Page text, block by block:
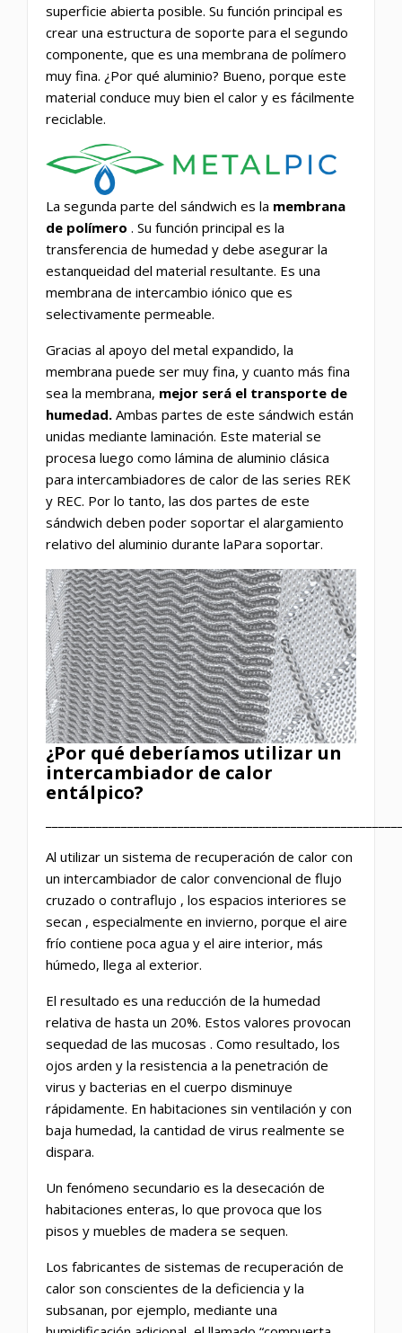
superficie abierta posible. Su función principal es
crear una estructura de soporte para el segundo
componente, que es una membrana de polímero
muy fina. ¿Por qué aluminio? Bueno, porque este
material conduce muy bien el calor y es fácilmente
reciclable.
La segunda parte del sándwich es la membrana
de polímero . Su función principal es la
transferencia de humedad y debe asegurar la
estanqueidad del material resultante. Es una
membrana de intercambio iónico que es
selectivamente permeable.
Gracias al apoyo del metal expandido, la
membrana puede ser muy fina, y cuanto más fina
sea la membrana, mejor será el transporte de
humedad. Ambas partes de este sándwich están
unidas mediante laminación. Este material se
procesa luego como lámina de aluminio clásica
para intercambiadores de calor de las series REK
y REC. Por lo tanto, las dos partes de este
sándwich deben poder soportar el alargamiento
relativo del aluminio durante laPara soportar.
¿Por qué deberíamos utilizar un
intercambiador de calor
entálpico?
Al utilizar un sistema de recuperación de calor con
un intercambiador de calor convencional de flujo
cruzado o contraflujo , los espacios interiores se
secan , especialmente en invierno, porque el aire
frío contiene poca agua y el aire interior, más
húmedo, llega al exterior.
El resultado es una reducción de la humedad
relativa de hasta un 20%. Estos valores provocan
sequedad de las mucosas . Como resultado, los
ojos arden y la resistencia a la penetración de
virus y bacterias en el cuerpo disminuye
rápidamente. En habitaciones sin ventilación y con
baja humedad, la cantidad de virus realmente se
dispara.
Un fenómeno secundario es la desecación de
habitaciones enteras, lo que provoca que los
pisos y muebles de madera se sequen.
Los fabricantes de sistemas de recuperación de
calor son conscientes de la deficiencia y la
subsanan, por ejemplo, mediante una